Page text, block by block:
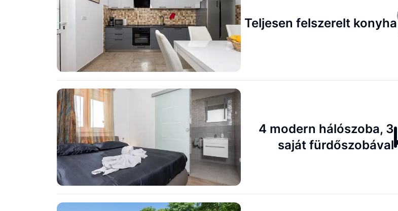
Teljesen felszerelt konyha
4 modern hálószoba, 3
saját fürdőszobával